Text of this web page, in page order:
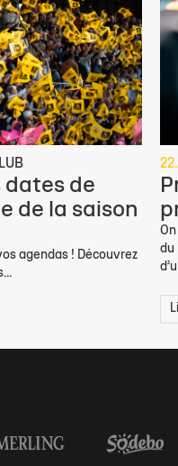
dates de
de la saison
agendas ! Découvrez
du